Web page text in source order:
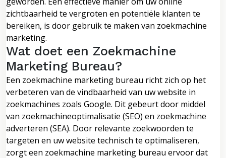
zichtbaarheid te vergroten en potentiële klanten te
bereiken, is door gebruik te maken van zoekmachine
marketing.
Wat doet een Zoekmachine
Marketing Bureau?
Een zoekmachine marketing bureau richt zich op het
verbeteren van de vindbaarheid van uw website in
zoekmachines zoals Google. Dit gebeurt door middel
van zoekmachineoptimalisatie (SEO) en zoekmachine
adverteren (SEA). Door relevante zoekwoorden te
targeten en uw website technisch te optimaliseren,
zorgt een zoekmachine marketing bureau ervoor dat